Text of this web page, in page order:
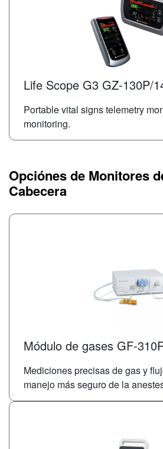
Life Scope G3 GZ-130P/
Portable vital signs telemetry
monitoring.
Opciónes de Monitores
Cabecera
Módulo de gases GF-
Mediciones precisas de gas y
manejo más seguro de la